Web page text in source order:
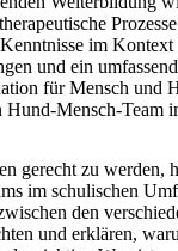
im
und ein
für Mensch und
Mensch-
gerecht zu werden,
im schulischen
den
und erklären,